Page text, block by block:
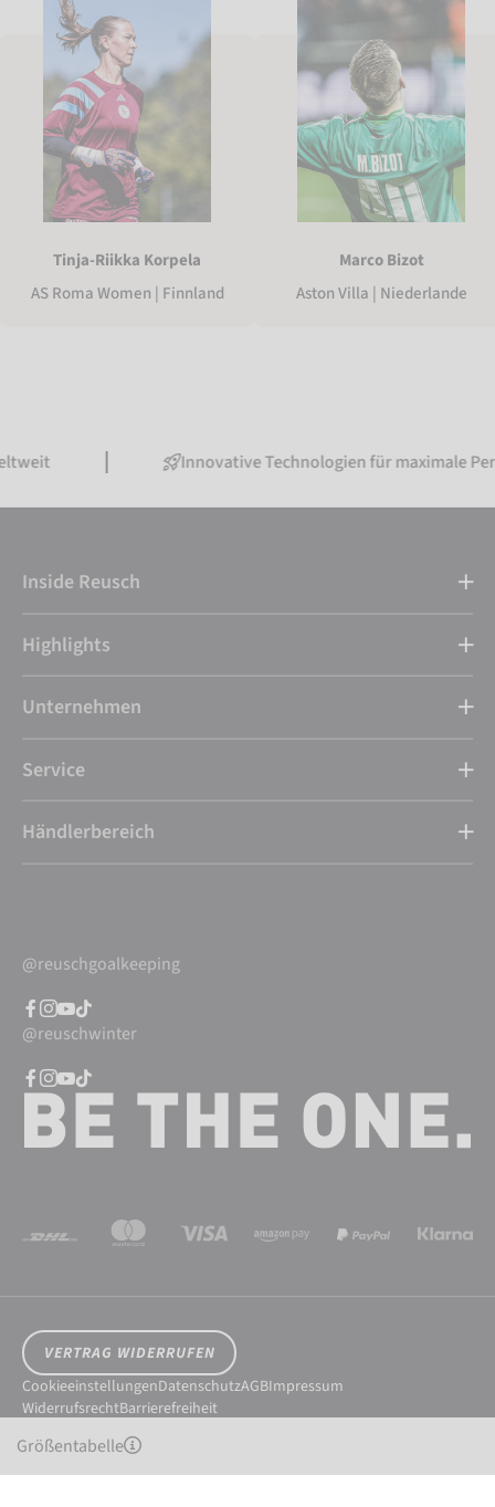
Größentabelle
Tinja-Riikka Korpela
AS Roma Women | Finnland
Marco Bizot
Aston Villa | Niederlande
Innovative Technologien für maximale
Inside Reusch
Highlights
Unternehmen
Service
Händlerbereich
@reuschgoalkeeping
@reuschwinter
VERTRAG WIDERRUFEN
CookieeinstellungenDatenschutzAGBImpressum
WiderrufsrechtBarrierefreiheit
© 2026 Reusch International SpA - AG